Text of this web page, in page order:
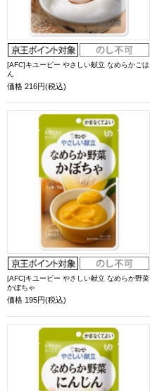
[AFC]キユーピー やさしい献立 なめらかごは
ん
価格 216円(税込)
[AFC]キユーピー やさしい献立 なめらか野菜
かぼちゃ
価格 195円(税込)